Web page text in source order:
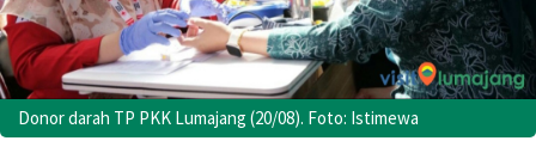
Donor darah TP PKK Lumajang (20/08). Foto: Istimewa